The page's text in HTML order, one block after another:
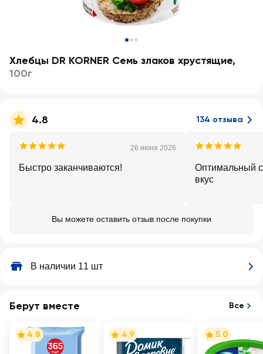
Хлебцы DR KORNER Семь злаков хрустящие,
100г
4.8 134 отзыва
26 июня 2026
Быстро заканчиваются!
Оптимальный
вкус
Вы можете оставить отзыв после покупки
В наличии 11 шт
Берут вместе Все
4.8 4.9 5.0